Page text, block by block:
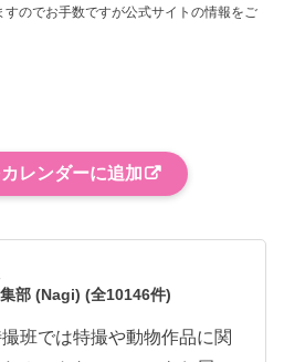
のでお手数ですが公式サイトの情報をご
レンダーに追加
集部 (Nagi)(全10146件)
班では特撮や動物作品に関